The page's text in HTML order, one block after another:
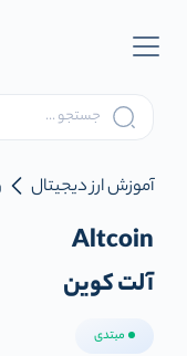
آموزش ارز دیجیتال
Altcoin
آلت کوین
مبتدی